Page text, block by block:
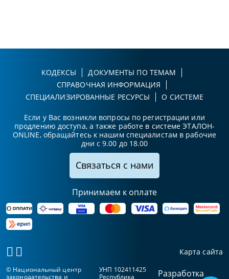
КОДЕКСЫ
ДОКУМЕНТЫ ПО ТЕМАМ
СПРАВОЧНАЯ ИНФОРМАЦИЯ
СПЕЦИАЛИЗИРОВАННЫЕ РЕСУРСЫ
О СИСТЕМЕ
Если у Вас возникли вопросы по регистрации или
продлению доступа, а также работе в системе ЭТАЛОН-
ONLINE, обращайтесь к нашим специалистам в рабочие
дни с 9.00 до 18.00
Связаться с нами
Принимаем к оплате
Карта сайта
© Национальный центр
законодательства и
УНП 102411425
Республика
Разработка